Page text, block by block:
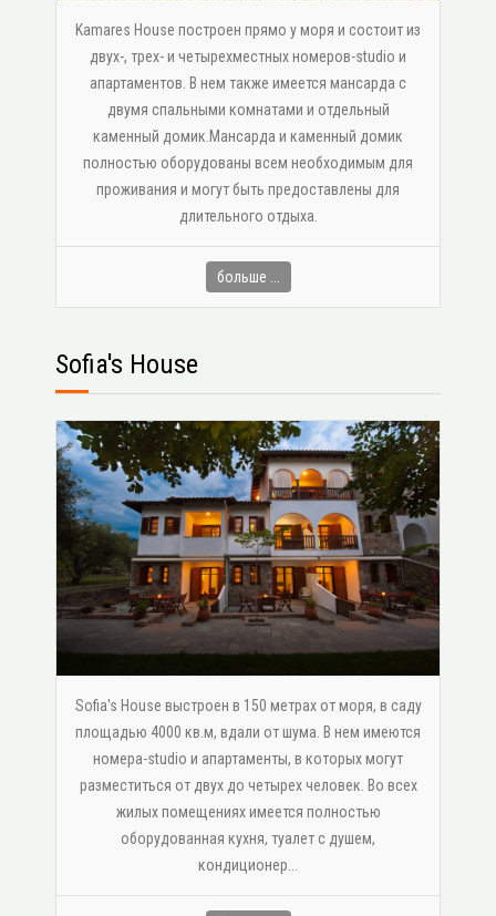
Kamares House построен прямо у моря и состоит из
двух-, трех- и четырехместных номеров-studio и
апартаментов. В нем также имеется мансарда с
двумя спальными комнатами и отдельный
каменный домик.Мансарда и каменный домик
полностью оборудованы всем необходимым для
проживания и могут быть предоставлены для
длительного отдыха.
больше ...
Sofia's House
Sofia's House выстроен в 150 метрах от моря, в саду
площадью 4000 кв.м, вдали от шума. В нем имеются
номера-studio и апартаменты, в которых могут
разместиться от двух до четырех человек. Во всех
жилых помещениях имеется полностью
оборудованная кухня, туалет с душем,
κондиционер...